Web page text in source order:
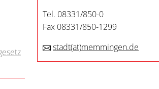
Tel. 08331/850-0
Fax 08331/850-1299
stadt(at)memmingen.de